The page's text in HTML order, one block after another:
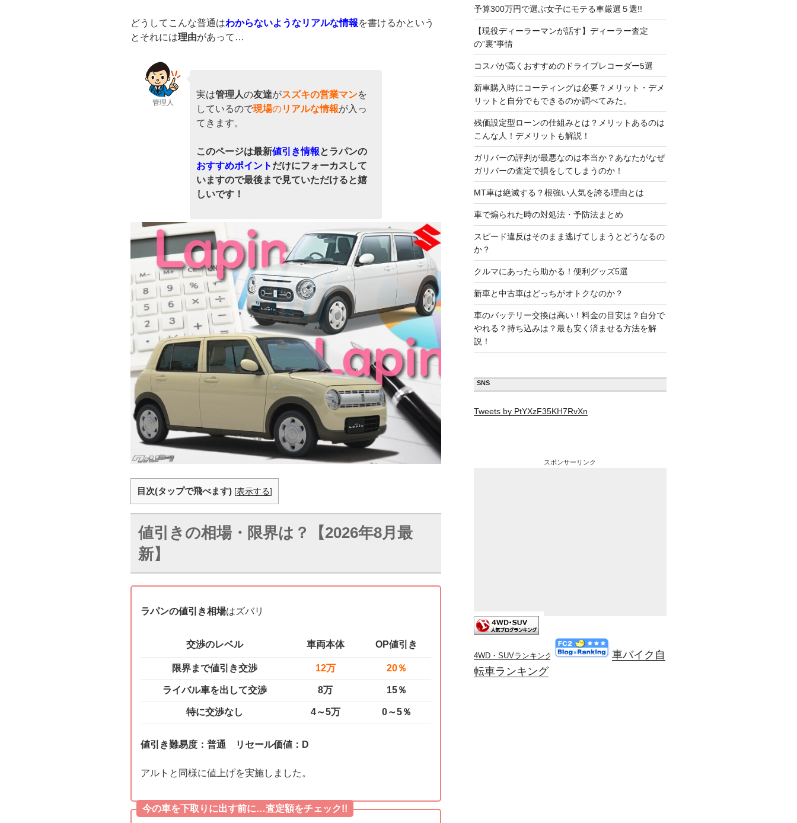
どうしてこんな普通はわからないようなリアルな情報を書けるかという
とそれには理由があって…
管理人
実は管理人の友達がスズキの営業マンを
しているので現場のリアルな情報が入っ
てきます。
このページは最新値引き情報とラパンの
おすすめポイント だけにフォーカスして
いますので最後まで見ていただけると嬉
しいです！
目次(タップで飛べます) [表示する]
値引きの相場・限界は？【2026年8月最
新】
ラパンの値引き相場はズバリ
交渉のレベル 車両本体 OP値引き
限界まで値引き交渉 12万 20％
ライバル車を出して交渉 8万 15％
特に交渉なし 4～5万 0～5％
値引き難易度：普通 リセール価値：D
アルトと同様に値上げを実施しました。
今の車を下取りに出す前に…査定額をチェック!!
予算300万円で選ぶ女子にモテる車厳選５選!!
【現役ディーラーマンが話す】ディーラー査定
の”裏”事情
コスパが高くおすすめのドライブレコーダー5選
新車購入時にコーティングは必要？メリット・デメ
リットと自分でもできるのか調べてみた。
残価設定型ローンの仕組みとは？メリットあるのは
こんな人！デメリットも解説！
ガリバーの評判が最悪なのは本当か？あなたがなぜ
ガリバーの査定で損をしてしまうのか！
MT車は絶滅する？根強い人気を誇る理由とは
車で煽られた時の対処法・予防法まとめ
スピード違反はそのまま逃げてしまうとどうなるの
か？
クルマにあったら助かる！便利グッズ5選
新車と中古車はどっちがオトクなのか？
車のバッテリー交換は高い！料金の目安は？自分で
やれる？持ち込みは？最も安く済ませる方法を解
説！
SNS
Tweets by PtYXzF35KH7RvXn
スポンサーリンク
4WD・SUVランキング
車バイク自
転車ランキング